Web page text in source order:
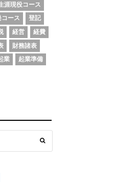
涯現役コース
ース
登記
経営
経費
財務諸表
業
起業準備